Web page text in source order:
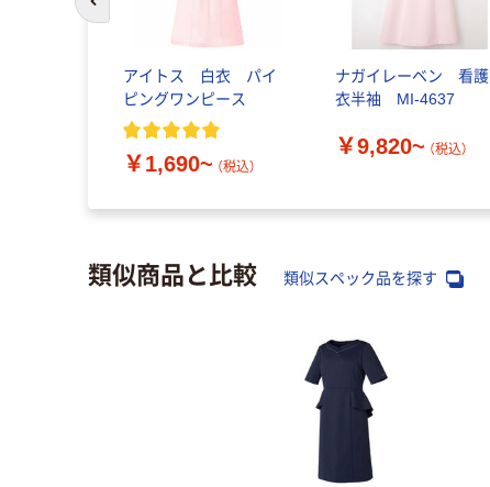
アイトス 白衣 パイ
ピングワンピース
￥1,690~ （税込）
ナガイレーベン 看護
衣半袖 MI-4637
￥9,820~ （税込）
前のスライドへ
類似商品と比較 類似スペック品を探す